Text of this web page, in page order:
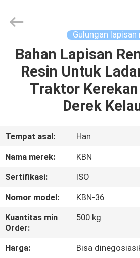
RUMAH
PRODUK
KAMI
PABRIK
KONTROL
KUALITAS
Reserved.
Gulungan lapisan
Bahan Lapisan
Resin Untuk
Traktor
Derek
Tempat asal:
Han
Nama merek:
KBN
Sertifikasi:
ISO
Nomor model:
KBN-36
Kuantitas min
Order:
500 kg
Harga:
Bisa